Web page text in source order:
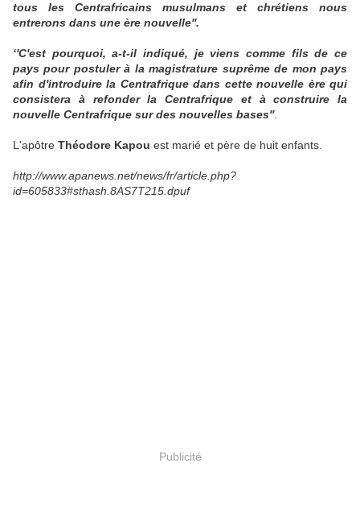
tous les Centrafricains musulmans et chrétiens nous
entrerons dans une ère nouvelle''.
‘'C'est pourquoi, a-t-il indiqué, je viens comme fils de ce
pays pour postuler à la magistrature suprême de mon pays
afin d'introduire la Centrafrique dans cette nouvelle ère qui
consistera à refonder la Centrafrique et à construire la
nouvelle Centrafrique sur des nouvelles bases''.
L'apôtre Théodore Kapou est marié et père de huit enfants.
http://www.apanews.net/news/fr/article.php?
id=605833#sthash.8AS7T215.dpuf
Publicité